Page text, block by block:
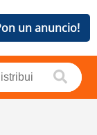
un anuncio!